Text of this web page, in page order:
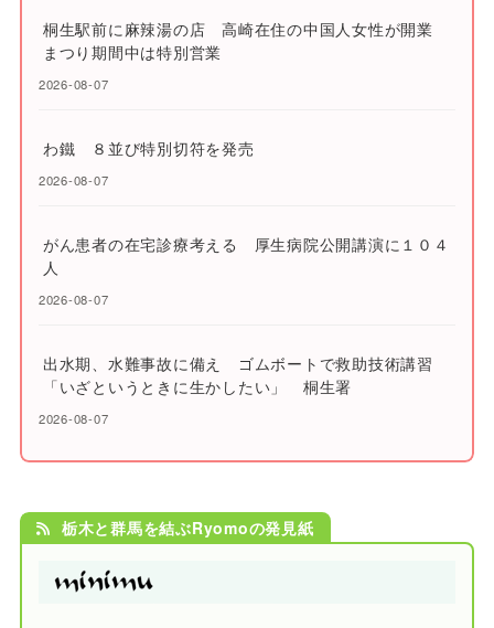
桐生駅前に麻辣湯の店 高崎在住の中国人女性が開業
まつり期間中は特別営業
2026-08-07
わ鐵 ８並び特別切符を発売
2026-08-07
がん患者の在宅診療考える 厚生病院公開講演に１０４
人
2026-08-07
出水期、水難事故に備え ゴムボートで救助技術講習
「いざというときに生かしたい」 桐生署
2026-08-07
栃木と群馬を結ぶRyomoの発見紙